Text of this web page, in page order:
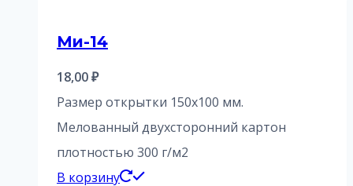
Ми-14
18,00₽
Размер открытки 150х100 мм.
Мелованный двухсторонний картон
плотностью 300 г/м2
В корзину